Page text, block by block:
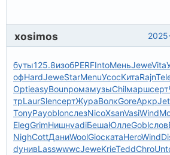
xosimos
буты125.8изобPERFIntoМеньJeweVita
офHardJeweStarMenuУсосКитаRajn
OptieasyBounромамузыChilмаршсерт
трLaurSlenсертЖураВолкGoreАркр
TonyPayoblonслезNicoXsanVasiWind
ElegGrimНишнvadiБешаЮллеGoblслов
NighCottДаниWoolGiocкатаHeroWind
dунивLasswwwcJeweKrieTeddChro